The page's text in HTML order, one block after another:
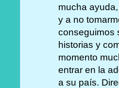
mucha
y a no
conseguimos
historias y
momento
entrar en la
a su país.